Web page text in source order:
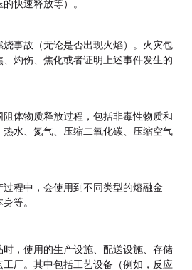
快速释放等）。
事故（无论是否出现火焰）。火灾包
灼伤、焦化或者证明上述事件发生的
体物质释放过程，包括非毒性物质和
水、氮气、压缩二氧化碳、压缩空气
程中，会使用到不同类型的熔融金
等。
，使用的生产设施、配送设施、存储
厂。其中包括工艺设备（例如，反应